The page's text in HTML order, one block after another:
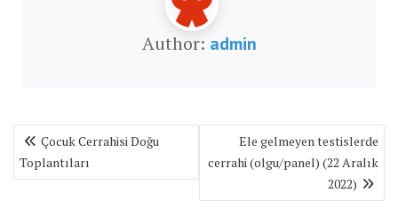
Author: admin
Yazı
gezinmesi
Çocuk Cerrahisi Doğu
Toplantıları
Ele gelmeyen testislerde
cerrahi (olgu/panel) (22 Aralık
2022)